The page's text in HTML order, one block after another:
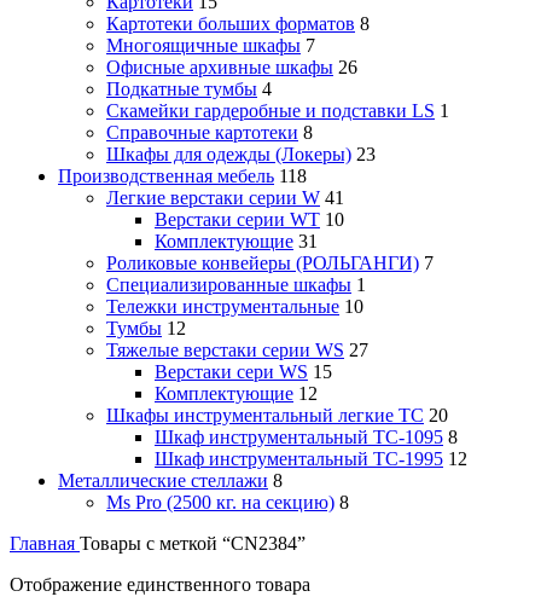
Картотеки больших форматов 8
Многоящичные шкафы 7
Офисные архивные шкафы 26
Подкатные тумбы 4
Скамейки гардеробные и подставки LS 1
Справочные картотеки 8
Шкафы для одежды (Локеры) 23
Производственная мебель 118
Легкие верстаки серии W 41
Верстаки серии WT 10
Комплектующие 31
Роликовые конвейеры (РОЛЬГАНГИ) 7
Специализированные шкафы 1
Тележки инструментальные 10
Тумбы 12
Тяжелые верстаки серии WS 27
Верстаки сери WS 15
Комплектующие 12
Шкафы инструментальный легкие ТС 20
Шкаф инструментальный TC-1095 8
Шкаф инструментальный TC-1995 12
Металлические стеллажи 8
Ms Pro (2500 кг. на секцию) 8
Главная Товары с меткой “CN2384”
Отображение единственного товара